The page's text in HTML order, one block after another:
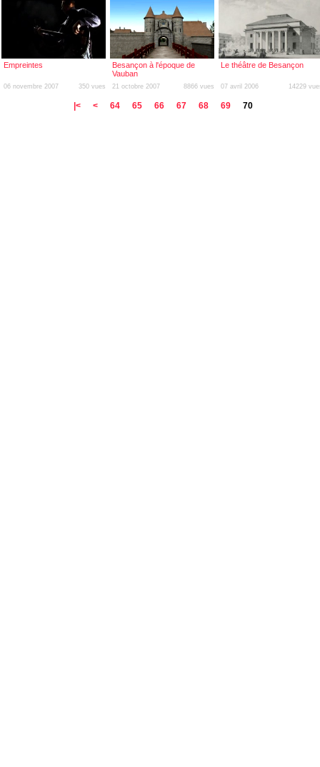
Empreintes
06 novembre 2007 350 vues
Besançon à l'époque de
Vauban
21 octobre 2007 8866 vues
Le théâtre de Besançon
07 avril 2006 14229
|< < 64 65 66 67 68 69 70